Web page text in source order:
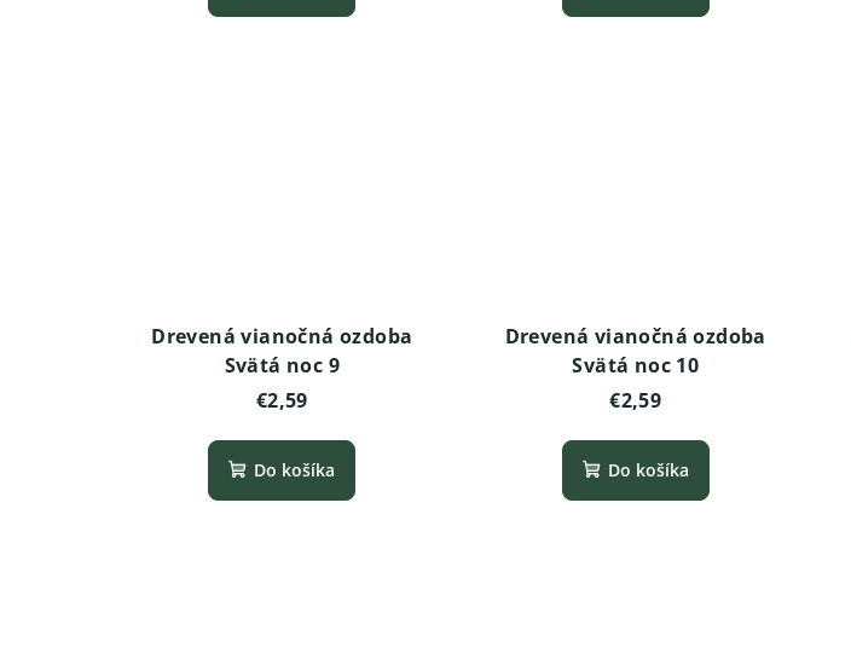
Drevená vianočná ozdoba
Svätá noc 9
€2,59
Do košíka
Drevená vianočná ozdoba
Svätá noc 10
€2,59
Do košíka